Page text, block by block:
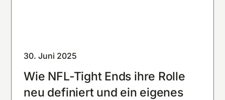
30. Juni 2025
Wie NFL-Tight Ends ihre Rolle
neu definiert und ein eigenes